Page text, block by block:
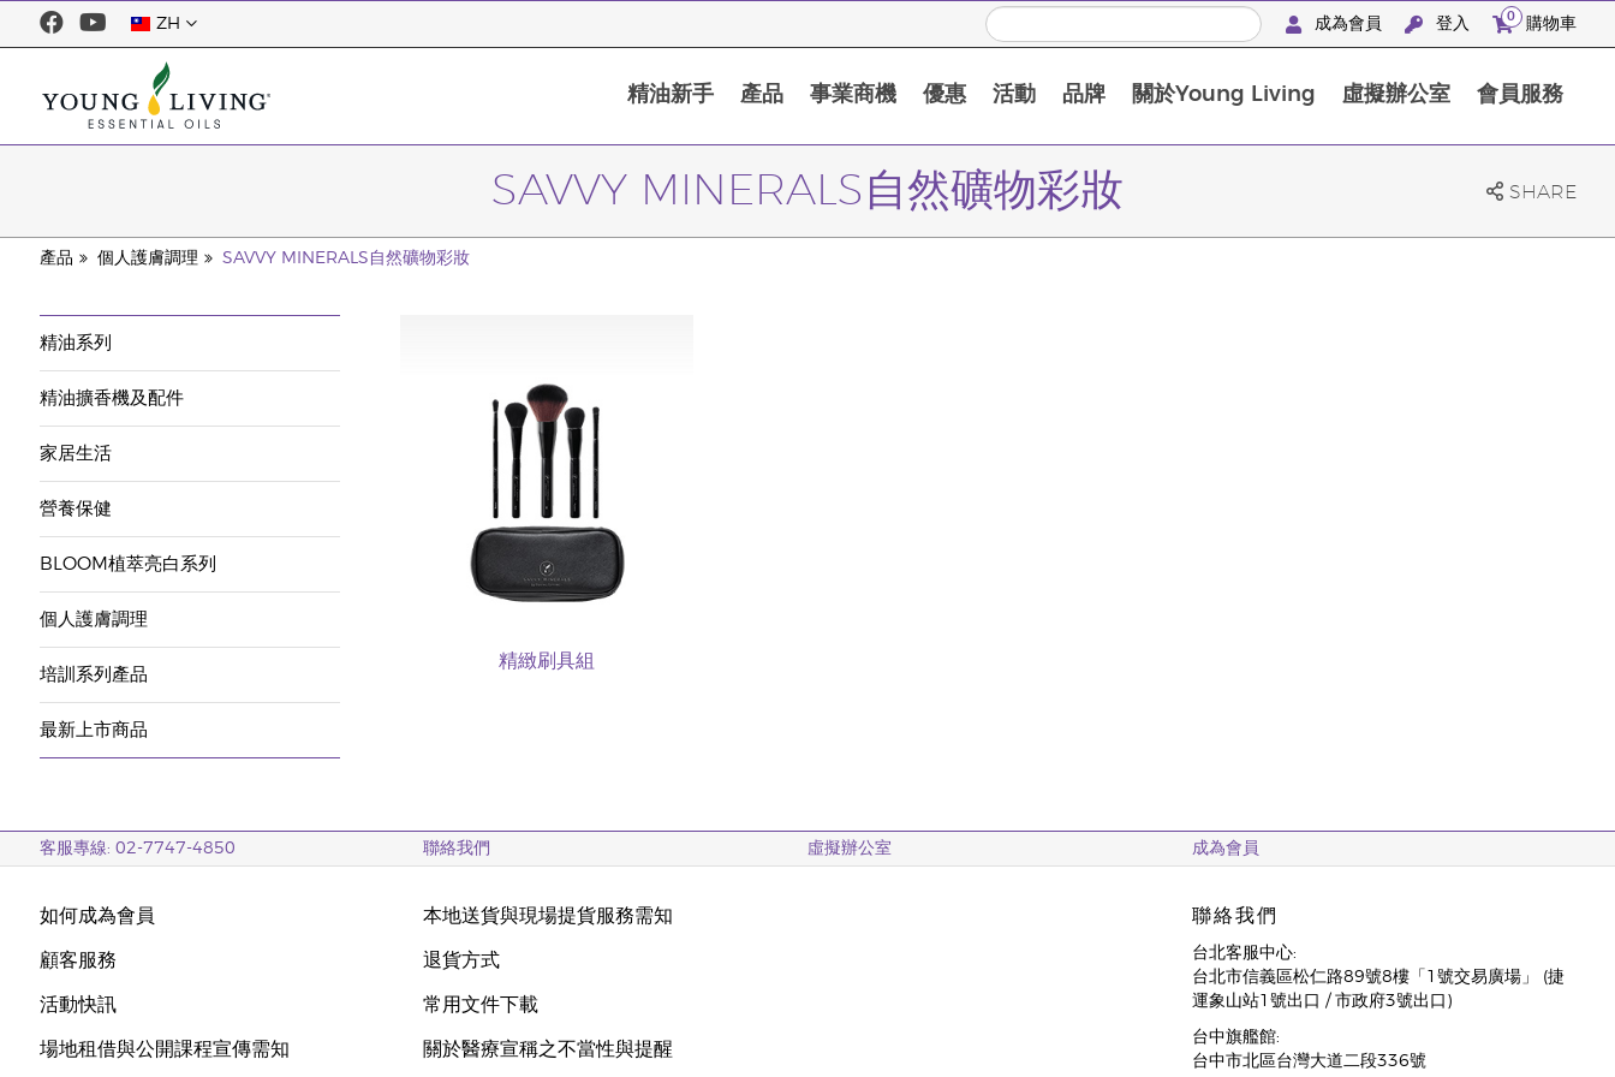
ZH 成為會員 登入 0 購物車
精油新手 產品 事業商機 優惠 活動 品牌 關於Young Living 虛擬辦公室 會員服務
SAVVY MINERALS自然礦物彩妝 SHARE
產品 個人護膚調理 SAVVY MINERALS自然礦物彩妝
精油系列
精油擴香機及配件
家居生活
營養保健
BLOOM植萃亮白系列
個人護膚調理
培訓系列產品
最新上市商品
精緻刷具組
客服專線: 02-7747-4850 聯絡我們 虛擬辦公室 成為會員
如何成為會員
顧客服務
活動快訊
場地租借與公開課程宣傳需知
本地送貨與現場提貨服務需知
退貨方式
常用文件下載
關於醫療宣稱之不當性與提醒
聯絡我們
台北客服中心:
台北市信義區松仁路89號8樓「1號交易廣場」 (捷
運象山站1號出口 / 市政府3號出口)
台中旗艦館:
台中市北區台灣大道二段336號